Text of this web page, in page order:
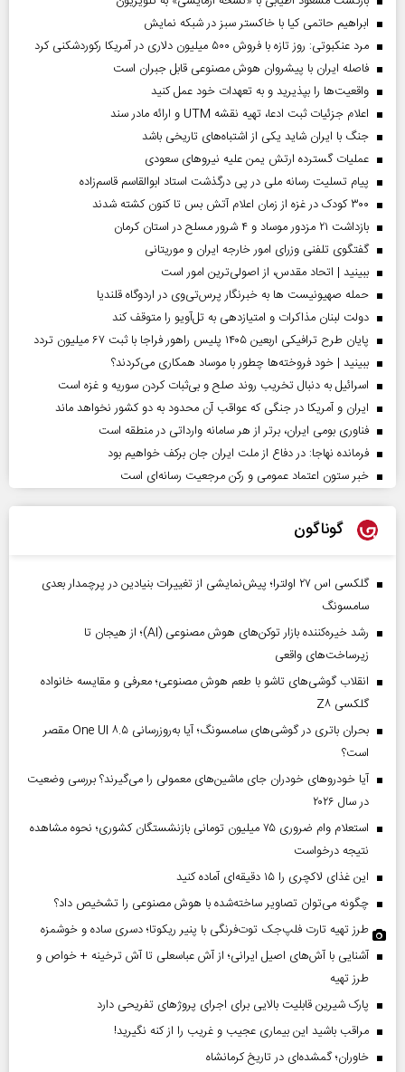
ابراهیم حاتمی کیا با خاکستر سبز در شبکه نمایش
مرد عنکبوتی: روز تازه با فروش ۵۰۰ میلیون دلاری در آمریکا رکوردشکنی کرد
فاصله ایران با پیشرو‌ان هوش مصنوعی قابل جبران است
واقعیت‌ها را بپذیرید و به تعهدات خود عمل کنید
اعلام جزئیات ثبت ادعا، تهیه نقشه UTM و ارائه مادر سند
جنگ با ایران شاید یکی از اشتباه‌های تاریخی باشد
عملیات گسترده ارتش یمن علیه نیروهای سعودی
پیام تسلیت رسانه ملی در پی درگذشت استاد ابوالقاسم قاسم‌زاده
۳۰۰ کودک در غزه از زمان اعلام آتش بس تا کنون کشته شدند
بازداشت ۲۱ مزدور موساد و ۴ شرور مسلح در استان کرمان
گفتگوی تلفنی وزرای امور خارجه ایران و موریتانی
ببینید | اتحاد مقدس، از اصولی‌ترین امور است
حمله صهیونیست ها به خبرنگار پرس‌تی‌وی در اردوگاه قلندیا
دولت لبنان مذاکرات و امتیازدهی به تل‌آویو را متوقف کند
پایان طرح ترافیکی اربعین ۱۴۰۵ پلیس راهور فراجا با ثبت ۶۷ میلیون تردد
ببینید | خود فروخته‌ها چطور با موساد همکاری می‌کردند؟
اسرائیل به دنبال تخریب روند صلح و بی‌ثبات کردن سوریه و غزه است
ایران و آمریکا در جنگی که عواقب آن محدود به دو کشور نخواهد ماند
فناوری بومی ایران، برتر از هر سامانه وارداتی در منطقه است
فرمانده نهاجا: در دفاع از ملت ایران جان برکف خواهیم بود
خبر ستون اعتماد عمومی و رکن مرجعیت رسانه‌ای است
گوناگون
گلکسی اس ۲۷ اولترا؛ پیش‌نمایشی از تغییرات بنیادین در پرچمدار بعدی
سامسونگ
رشد خیره‌کننده بازار توکن‌های هوش مصنوعی (AI)؛ از هیجان تا
زیرساخت‌های واقعی
انقلاب گوشی‌های تاشو‌ با طعم هوش مصنوعی؛ معرفی و مقایسه خانواده
گلکسی Z۸
بحران باتری در گوشی‌های سامسونگ؛ آیا به‌روزرسانی One UI ۸.۵ مقصر
است؟
آیا خودروهای خودران جای ماشین‌های معمولی را می‌گیرند؟ بررسی وضعیت
در سال ۲۰۲۶
استعلام وام ضروری ۷۵ میلیون تومانی بازنشستگان کشوری؛ نحوه مشاهده
نتیجه درخواست
این غذای لاکچری را ۱۵ دقیقه‌ای آماده کنید
چگونه می‌توان تصاویر ساخته‌شده با هوش مصنوعی را تشخیص داد؟
طرز تهیه تارت فلپ‌جک توت‌فرنگی با پنیر ریکوتا؛ دسری ساده و خوشمزه
آشنایی با آش‌های اصیل ایرانی؛ از آش عباسعلی تا آش ترخینه + خواص و
طرز تهیه
پارک شیرین قابلیت‌ بالایی برای اجرای پروژهای تفریحی دارد
مراقب باشید این بیماری عجیب و غریب را از کنه نگیرید!
خاوران؛ گمشده‌ای در تاریخ کرمانشاه